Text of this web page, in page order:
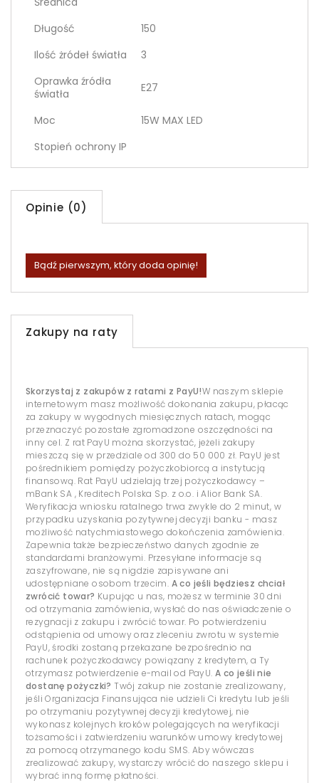
Długość
150
Ilość żródeł światła
3
Oprawka źródła
światła
E27
Moc
15W MAX LED
Stopień ochrony IP
Opinie (0)
Bądź pierwszym, który doda opinię!
Zakupy na raty
Skorzystaj z zakupów z ratami z PayU!W naszym sklepie
internetowym masz możliwość dokonania zakupu, płacąc
za zakupy w wygodnych miesięcznych ratach, mogąc
przeznaczyć pozostałe zgromadzone oszczędności na
inny cel. Z rat PayU można skorzystać, jeżeli zakupy
mieszczą się w przedziale od 300 do 50 000 zł. PayU jest
pośrednikiem pomiędzy pożyczkobiorcą a instytucją
finansową. Rat PayU udzielają trzej pożyczkodawcy –
mBank SA , Kreditech Polska Sp. z o.o. i Alior Bank SA.
Weryfikacja wniosku ratalnego trwa zwykle do 2 minut, w
przypadku uzyskania pozytywnej decyzji banku - masz
możliwość natychmiastowego dokończenia zamówienia.
Zapewnia także bezpieczeństwo danych zgodnie ze
standardami branżowymi. Przesyłane informacje są
zaszyfrowane, nie są nigdzie zapisywane ani
udostępniane osobom trzecim. A co jeśli będziesz chciał
zwrócić towar? Kupując u nas, możesz w terminie 30 dni
od otrzymania zamówienia, wysłać do nas oświadczenie o
rezygnacji z zakupu i zwrócić towar. Po potwierdzeniu
odstąpienia od umowy oraz zleceniu zwrotu w systemie
PayU, środki zostaną przekazane bezpośrednio na
rachunek pożyczkodawcy powiązany z kredytem, a Ty
otrzymasz potwierdzenie e-mail od PayU. A co jeśli nie
dostanę pożyczki? Twój zakup nie zostanie zrealizowany,
jeśli Organizacja Finansująca nie udzieli Ci kredytu lub jeśli
po otrzymaniu pozytywnej decyzji kredytowej, nie
wykonasz kolejnych kroków polegających na weryfikacji
tożsamości i zatwierdzeniu warunków umowy kredytowej
za pomocą otrzymanego kodu SMS. Aby wówczas
zrealizować zakupy, wystarczy wrócić do naszego sklepu i
wybrać inną formę płatności.